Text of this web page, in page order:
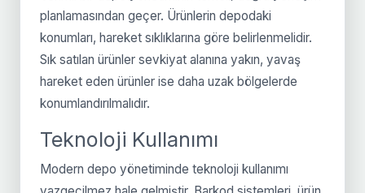
planlamasından geçer. Ürünlerin depodaki
konumları, hareket sıklıklarına göre belirlenmelidir.
Sık satılan ürünler sevkiyat alanına yakın, yavaş
hareket eden ürünler ise daha uzak bölgelerde
konumlandırılmalıdır.
Teknoloji Kullanımı
Modern depo yönetiminde teknoloji kullanımı